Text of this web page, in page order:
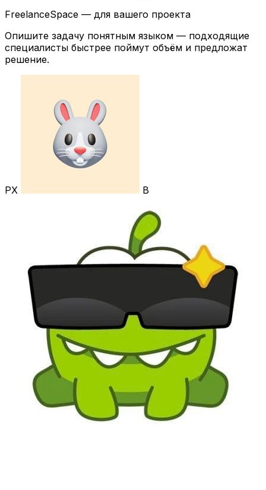
FreelanceSpace — для вашего проекта
Опишите задачу понятным языком — подходящие
специалисты быстрее поймут объём и предложат
решение.
РХ В